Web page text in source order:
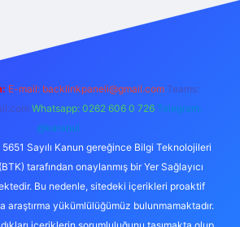
E-mail: backlinkpaneli@gmail.com Teams:
Whatsapp: 0262 606 0 726 Telegram:
@karabul
Sayılı Kanun gereğince Bilgi Teknolojileri
tarafından onaylanmış bir Yer Sağlayıcı
Bu nedenle, sitedeki içerikleri proaktif
araştırma yükümlülüğümüz bulunmamaktadır.